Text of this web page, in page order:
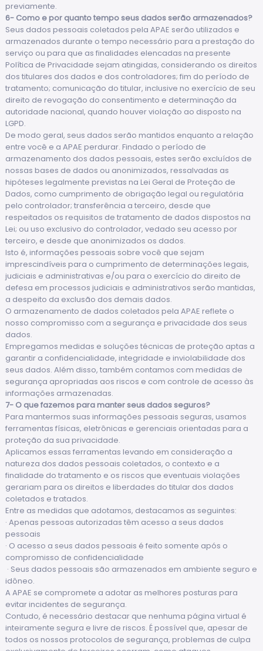
previamente.
6- Como e por quanto tempo seus dados serão armazenados?
Seus dados pessoais coletados pela APAE serão utilizados e
armazenados durante o tempo necessário para a prestação do
serviço ou para que as finalidades elencadas na presente
Política de Privacidade sejam atingidas, considerando os direitos
dos titulares dos dados e dos controladores; fim do período de
tratamento; comunicação do titular, inclusive no exercício de seu
direito de revogação do consentimento e determinação da
autoridade nacional, quando houver violação ao disposto na
LGPD.
De modo geral, seus dados serão mantidos enquanto a relação
entre você e a APAE perdurar. Findado o período de
armazenamento dos dados pessoais, estes serão excluídos de
nossas bases de dados ou anonimizados, ressalvadas as
hipóteses legalmente previstas na Lei Geral de Proteção de
Dados, como cumprimento de obrigação legal ou regulatória
pelo controlador; transferência a terceiro, desde que
respeitados os requisitos de tratamento de dados dispostos na
Lei; ou uso exclusivo do controlador, vedado seu acesso por
terceiro, e desde que anonimizados os dados.
Isto é, informações pessoais sobre você que sejam
imprescindíveis para o cumprimento de determinações legais,
judiciais e administrativas e/ou para o exercício do direito de
defesa em processos judiciais e administrativos serão mantidas,
a despeito da exclusão dos demais dados.
O armazenamento de dados coletados pela APAE reflete o
nosso compromisso com a segurança e privacidade dos seus
dados.
Empregamos medidas e soluções técnicas de proteção aptas a
garantir a confidencialidade, integridade e inviolabilidade dos
seus dados. Além disso, também contamos com medidas de
segurança apropriadas aos riscos e com controle de acesso às
informações armazenadas.
7- O que fazemos para manter seus dados seguros?
Para mantermos suas informações pessoais seguras, usamos
ferramentas físicas, eletrônicas e gerenciais orientadas para a
proteção da sua privacidade.
Aplicamos essas ferramentas levando em consideração a
natureza dos dados pessoais coletados, o contexto e a
finalidade do tratamento e os riscos que eventuais violações
gerariam para os direitos e liberdades do titular dos dados
coletados e tratados.
Entre as medidas que adotamos, destacamos as seguintes:
· Apenas pessoas autorizadas têm acesso a seus dados
pessoais
· O acesso a seus dados pessoais é feito somente após o
compromisso de confidencialidade
· Seus dados pessoais são armazenados em ambiente seguro e
idôneo.
A APAE se compromete a adotar as melhores posturas para
evitar incidentes de segurança.
Contudo, é necessário destacar que nenhuma página virtual é
inteiramente segura e livre de riscos. É possível que, apesar de
todos os nossos protocolos de segurança, problemas de culpa